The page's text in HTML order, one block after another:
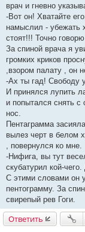
врач и гневно
-Вот он! Хватайте
намыслил - убежать
стоят!!! Точно
За спиной врача я
громких криков
,взором палату , он
-Ах ты гад! Свободу
И принялся лупить
и попытался снять с
нос.
Пентаграмма
вылез черт в белом
, повернулся ко мне.
-Нифига, вы тут
скубатурил кой-
С этими словами он
пентограмму. За
свирепый рев Гоги.
Ответить